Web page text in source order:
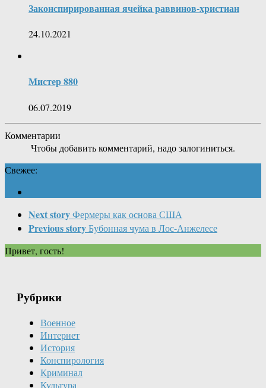
Законспирированная ячейка раввинов-христиан
24.10.2021
Мистер 880
06.07.2019
Комментарии
Чтобы добавить комментарий, надо залогиниться.
Свежее:
Next storyФермеры как основа США
Previous storyБубонная чума в Лос-Анжелесе
Привет, гость!
Рубрики
Военное
Интернет
История
Конспирология
Криминал
Культура